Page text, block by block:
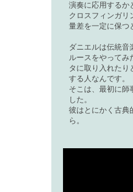
演奏に応用するか
クロスフィンガリ
量差を一定に保つ
ダニエルは伝統音
ルースをやってみ
タに取り入れたり
する人なんです。
そこは、最初に師
した。
彼はとにかく古典
ら。